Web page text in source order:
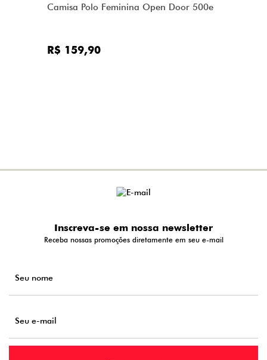
Camisa Polo Feminina Open Door 500e
R$ 159,90
Inscreva-se em nossa newsletter
Receba nossas promoções diretamente em seu e-mail